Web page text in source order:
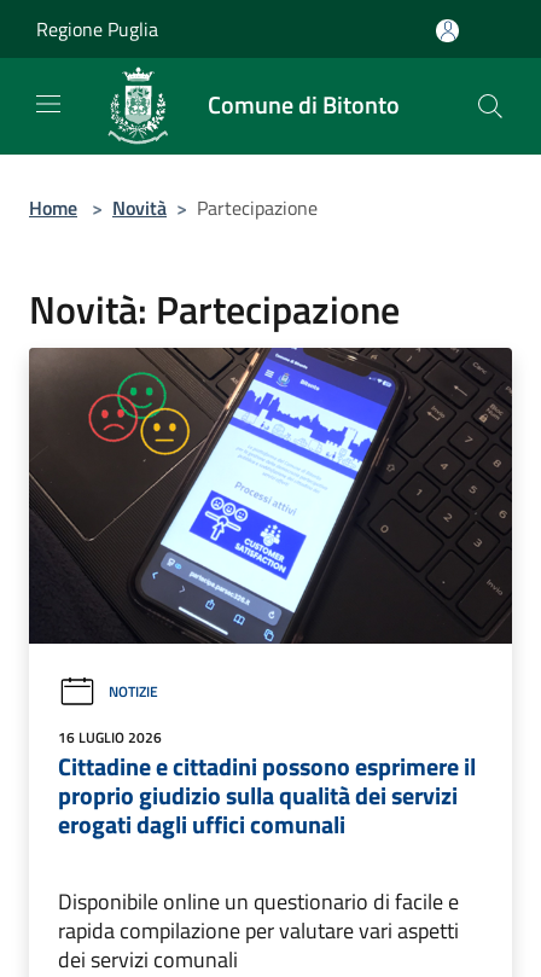
Regione Puglia
Comune di Bitonto
Home > Novità > Partecipazione
Novità: Partecipazione
NOTIZIE
16 LUGLIO 2026
Cittadine e cittadini possono esprimere il
proprio giudizio sulla qualità dei servizi
erogati dagli uffici comunali
Disponibile online un questionario di facile e
rapida compilazione per valutare vari aspetti
dei servizi comunali